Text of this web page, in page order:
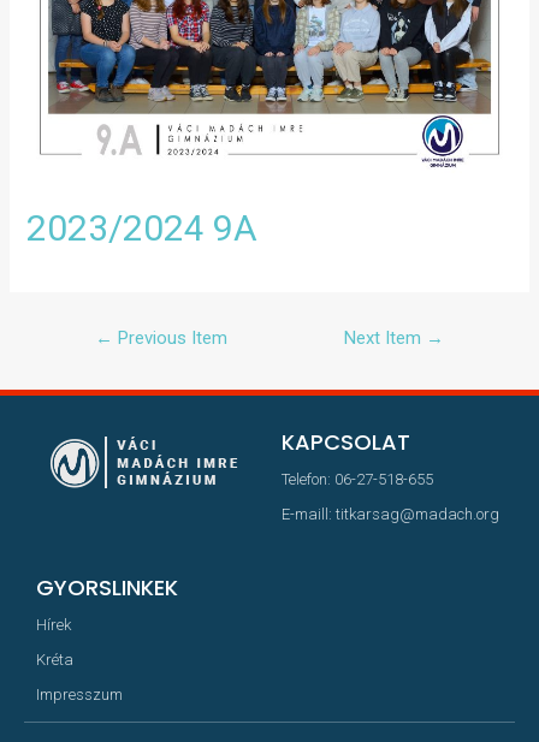
2023/2024 9A
← Previous Item Next Item →
KAPCSOLAT
Telefon: 06-27-518-655
E-maill: titkarsag@madach.org
GYORSLINKEK
Hírek
Kréta
Impresszum